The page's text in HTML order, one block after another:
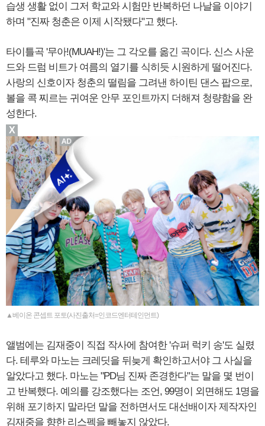
습생 생활 없이 그저 학교와 시험만 반복하던 나날을 이야기
하며 "진짜 청춘은 이제 시작됐다"고 했다.
타이틀곡 '무아!(MUAH!)'는 그 각오를 옮긴 곡이다. 신스 사운
드와 드럼 비트가 여름의 열기를 식히듯 시원하게 떨어진다.
사랑의 신호이자 청춘의 떨림을 그려낸 하이틴 댄스 팝으로,
볼을 콕 찌르는 귀여운 안무 포인트까지 더해져 청량함을 완
성한다.
▲베이온 콘셉트 포토(사진출처=인코드엔터테인먼트)
앨범에는 김재중이 직접 작사에 참여한 '슈퍼 럭키 송'도 실렸
다. 테루와 마노는 크레딧을 뒤늦게 확인하고서야 그 사실을
알았다고 했다. 마노는 "PD님 진짜 존경한다"는 말을 몇 번이
고 반복했다. 예의를 강조했다는 조언, 99명이 외면해도 1명을
위해 포기하지 말라던 말을 전하면서도 대선배이자 제작자인
김재중을 향한 리스펙을 빼놓지 않았다.
X